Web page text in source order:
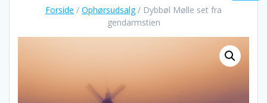
Forside / Ophørsudsalg/ Dybbøl Mølle set fra
gendarmstien